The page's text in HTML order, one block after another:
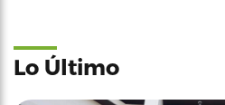
Lo Último